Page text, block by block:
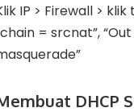
IP > Firewall >
= srcnat”,
DHCP